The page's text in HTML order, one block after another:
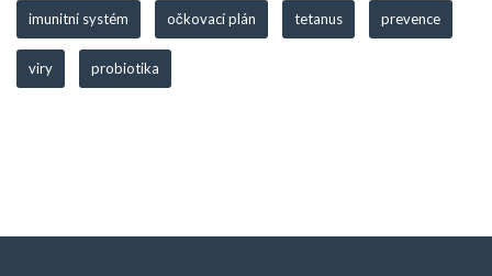
imunitní systém očkovací plán tetanus prevence
viry probiotika